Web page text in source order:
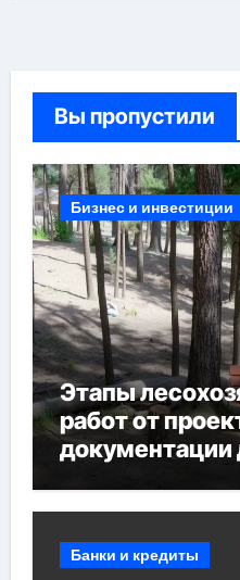
Вы пропустили
Бизнес и инвестиции
Этапы
работ от
документации
мероприятий
Банки и кредиты